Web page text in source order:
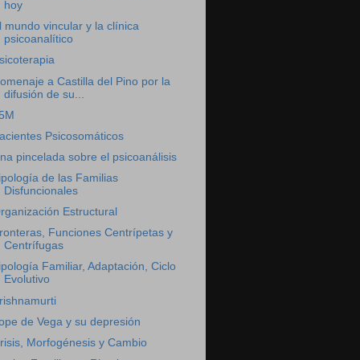
hoy
mundo vincular y la clínica
psicoanalítico
a Castilla del Pino por la
difusión de su...
Psicosomáticos
pincelada sobre el psicoanálisis
de las Familias
Disfuncionales
Estructural
Funciones Centrípetas y
Centrífugas
Familiar, Adaptación, Ciclo
Evolutivo
de Vega y su depresión
Morfogénesis y Cambio